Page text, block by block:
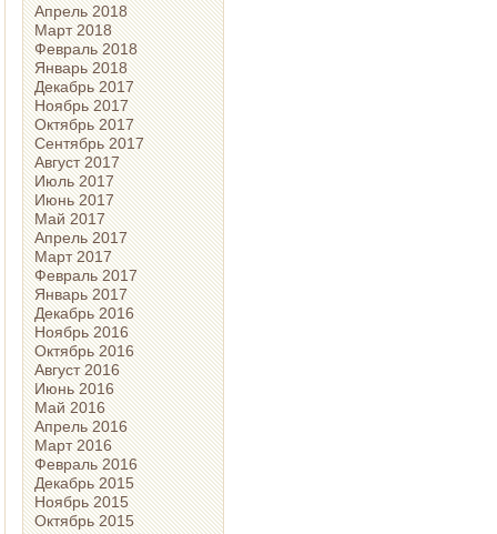
Апрель 2018
Март 2018
Февраль 2018
Январь 2018
Декабрь 2017
Ноябрь 2017
Октябрь 2017
Сентябрь 2017
Август 2017
Июль 2017
Июнь 2017
Май 2017
Апрель 2017
Март 2017
Февраль 2017
Январь 2017
Декабрь 2016
Ноябрь 2016
Октябрь 2016
Август 2016
Июнь 2016
Май 2016
Апрель 2016
Март 2016
Февраль 2016
Декабрь 2015
Ноябрь 2015
Октябрь 2015